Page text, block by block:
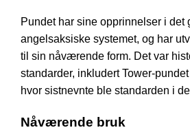
Pundet har sine opprinnelser i det
angelsaksiske systemet, og har
til sin nåværende form. Det var
standarder, inkludert Tower-
hvor sistnevnte ble standarden i
Nåværende bruk